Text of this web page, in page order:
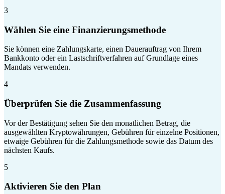
3
Wählen Sie eine Finanzierungsmethode
Sie können eine Zahlungskarte, einen Dauerauftrag von Ihrem
Bankkonto oder ein Lastschriftverfahren auf Grundlage eines
Mandats verwenden.
4
Überprüfen Sie die Zusammenfassung
Vor der Bestätigung sehen Sie den monatlichen Betrag, die
ausgewählten Kryptowährungen, Gebühren für einzelne Positionen,
etwaige Gebühren für die Zahlungsmethode sowie das Datum des
nächsten Kaufs.
5
Aktivieren Sie den Plan